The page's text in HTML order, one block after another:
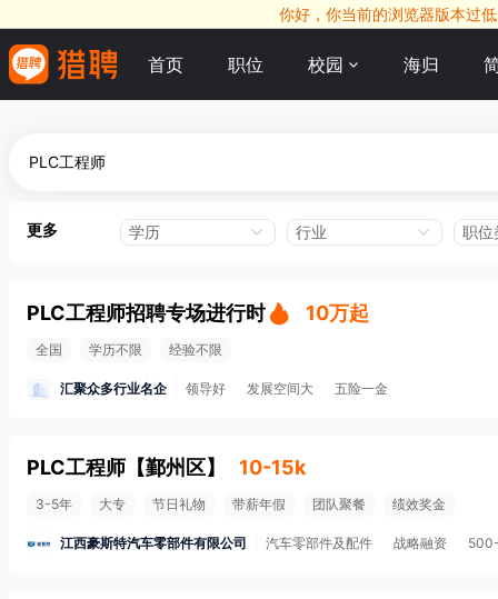
你好，你当前的浏览器版本过
首页 职位 校园 海归
更多 学历 行业 职位
PLC工程师招聘专场进行时 10万起
全国 学历不限 经验不限
汇聚众多行业名企 领导好 发展空间大 五险一金
PLC工程师 【鄞州区】 10-15k
3-5年 大专 节日礼物 带薪年假 团队聚餐 绩效奖金
江西豪斯特汽车零部件有限公司 汽车零部件及配件 战略融资